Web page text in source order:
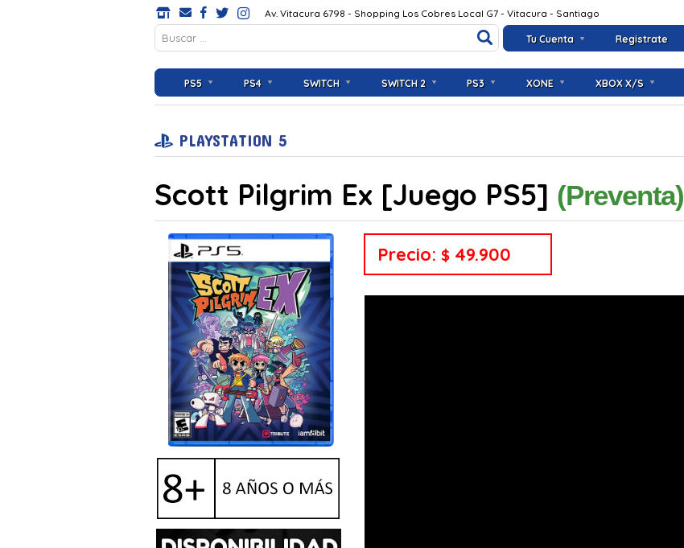
Tu Cuenta Registrate
Av. Vitacura 6798 - Shopping Los Cobres Local G7 - Vitacura - Santiago
PS5 PS4 SWITCH SWITCH 2 PS3 XONE XBOX X/S
PLAYSTATION 5
Scott Pilgrim Ex [Juego PS5] (Preventa)
Precio: $ 49.900